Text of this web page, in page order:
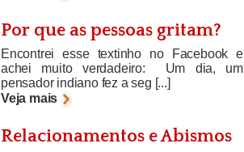
Por que as pessoas gritam?
Encontrei esse textinho no Facebook e
achei muito verdadeiro: Um dia, um
pensador indiano fez a seg [...]
Veja mais
Relacionamentos e Abismos